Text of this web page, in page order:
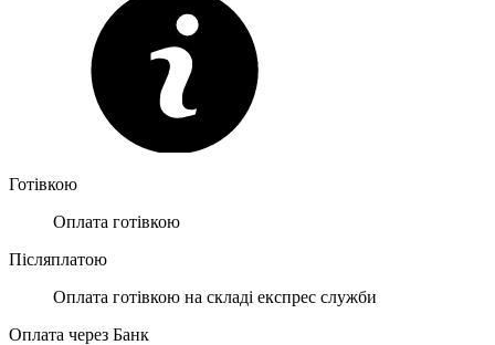
Готівкою
Оплата готівкою
Післяплатою
Оплата готівкою на складі експрес служби
Оплата через Банк